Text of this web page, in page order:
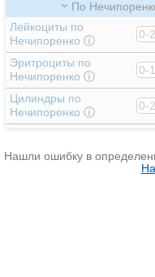
По
Лейкоциты по
Нечипоренко ⓘ
Эритроциты по
Нечипоренко ⓘ
Цилиндры по
Нечипоренко ⓘ
Нашли ошибку в